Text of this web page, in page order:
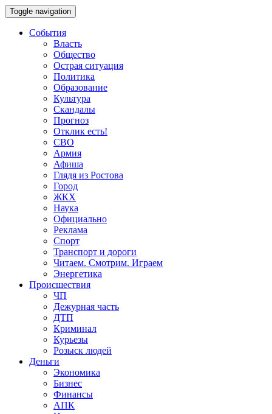
Toggle navigation
События
Власть
Общество
Острая ситуация
Политика
Образование
Культура
Скандалы
Прогноз
Отклик есть!
СВО
Армия
Афиша
Глядя из Ростова
Город
ЖКХ
Наука
Официально
Реклама
Спорт
Транспорт и дороги
Читаем. Смотрим. Играем
Энергетика
Происшествия
ЧП
Дежурная часть
ДТП
Криминал
Курьезы
Розыск людей
Деньги
Экономика
Бизнес
Финансы
АПК